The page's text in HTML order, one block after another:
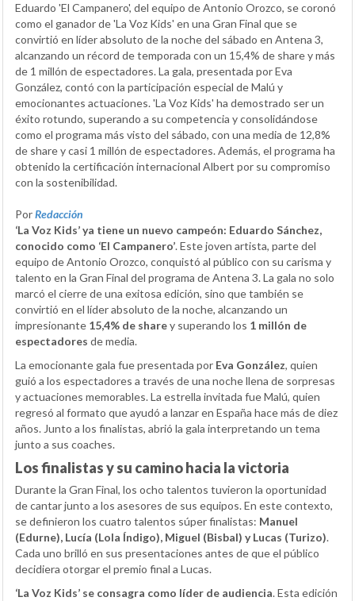
Eduardo 'El Campanero', del equipo de Antonio Orozco, se coronó
como el ganador de 'La Voz Kids' en una Gran Final que se
convirtió en líder absoluto de la noche del sábado en Antena 3,
alcanzando un récord de temporada con un 15,4% de share y más
de 1 millón de espectadores. La gala, presentada por Eva
González, contó con la participación especial de Malú y
emocionantes actuaciones. 'La Voz Kids' ha demostrado ser un
éxito rotundo, superando a su competencia y consolidándose
como el programa más visto del sábado, con una media de 12,8%
de share y casi 1 millón de espectadores. Además, el programa ha
obtenido la certificación internacional Albert por su compromiso
con la sostenibilidad.
PorRedacción
‘La Voz Kids’ ya tiene un nuevo campeón: Eduardo Sánchez,
conocido como ‘El Campanero’. Este joven artista, parte del
equipo de Antonio Orozco, conquistó al público con su carisma y
talento en la Gran Final del programa de Antena 3. La gala no solo
marcó el cierre de una exitosa edición, sino que también se
convirtió en el líder absoluto de la noche, alcanzando un
impresionante 15,4% de sharey superando los 1 millón de
espectadores de media.
La emocionante gala fue presentada por Eva González, quien
guió a los espectadores a través de una noche llena de sorpresas
y actuaciones memorables. La estrella invitada fue Malú, quien
regresó al formato que ayudó a lanzar en España hace más de diez
años. Junto a los finalistas, abrió la gala interpretando un tema
junto a sus coaches.
Los finalistas y su camino hacia la victoria
Durante la Gran Final, los ocho talentos tuvieron la oportunidad
de cantar junto a los asesores de sus equipos. En este contexto,
se definieron los cuatro talentos súper finalistas: Manuel
(Edurne), Lucía (Lola Índigo), Miguel (Bisbal) y Lucas (Turizo).
Cada uno brilló en sus presentaciones antes de que el público
decidiera otorgar el premio final a Lucas.
‘La Voz Kids’ se consagra como líder de audiencia. Esta edición